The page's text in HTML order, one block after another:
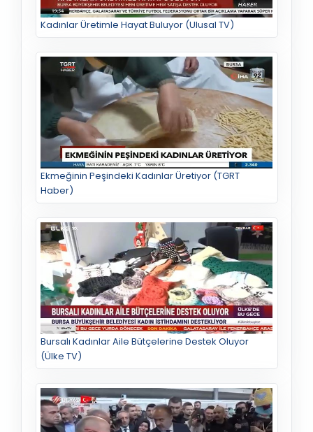
Kadınlar Üretimle Hayat Buluyor (Ulusal TV)
Ekmeğinin Peşindeki Kadınlar Üretiyor (TGRT
Haber)
Bursalı Kadınlar Aile Bütçelerine Destek Oluyor
(Ülke TV)